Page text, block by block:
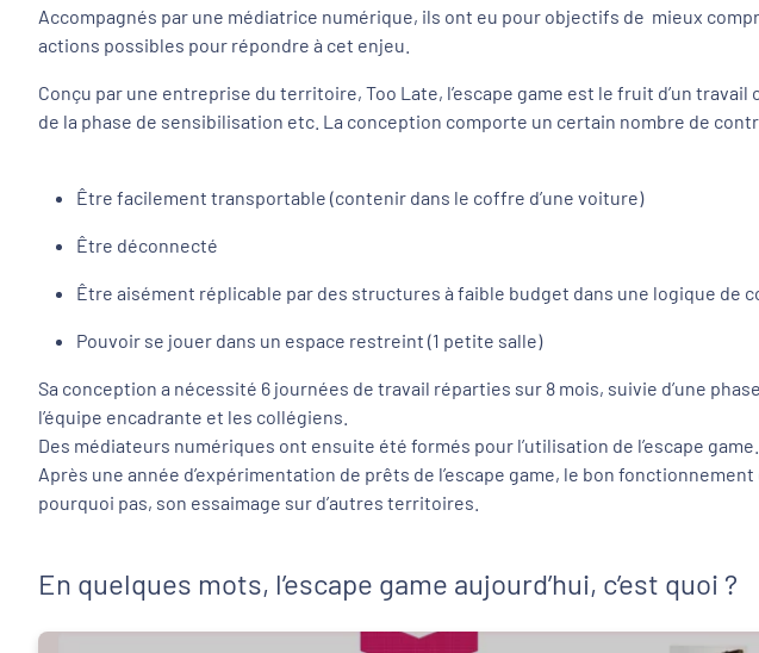
Accompagnés par une médiatrice numérique, ils ont eu pour objectifs de mieux
actions possibles pour répondre à cet enjeu.
Conçu par une entreprise du territoire, Too Late, l’escape game est le fruit d’un
de la phase de sensibilisation etc. La conception comporte un certain nombre de
Être facilement transportable (contenir dans le coffre d’une voiture)
Être déconnecté
Être aisément réplicable par des structures à faible budget dans une logique de
Pouvoir se jouer dans un espace restreint (1 petite salle)
Sa conception a nécessité 6 journées de travail réparties sur 8 mois, suivie d’une
l’équipe encadrante et les collégiens.
Des médiateurs numériques ont ensuite été formés pour l’utilisation de l’escape game.
Après une année d’expérimentation de prêts de l’escape game, le bon
pourquoi pas, son essaimage sur d’autres territoires.
En quelques mots, l’escape game aujourd’hui, c’est quoi ?